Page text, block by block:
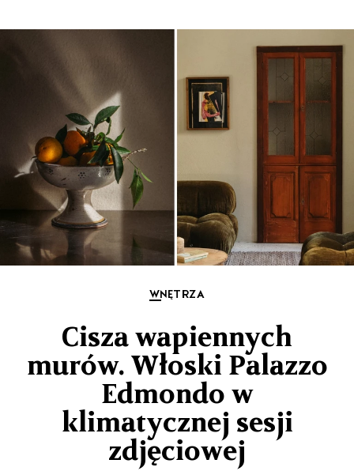
WNĘTRZA
Cisza wapiennych
murów. Włoski Palazzo
Edmondo w
klimatycznej sesji
zdjęciowej